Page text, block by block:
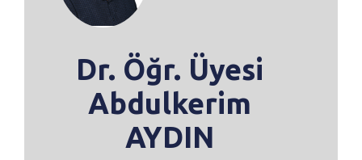
Dr. Öğr. Üyesi
Abdulkerim
AYDIN